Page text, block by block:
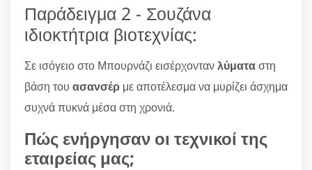
Παράδειγμα 2 - Σουζάνα
ιδιοκτήτρια βιοτεχνίας:
Σε ισόγειο στο Μπουρνάζι εισέρχοντανλύματαστη
βάση του ασανσέρ με αποτέλεσμα να μυρίζει άσχημα
συχνά πυκνά μέσα στη χρονιά.
Πώς ενήργησαν οι τεχνικοί της
εταιρείας μας;